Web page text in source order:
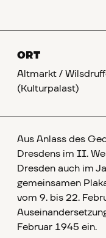
ORT
Altmarkt /
(Kulturpalast)
Aus Anlass des
Dresdens im II.
Dresden auch im
gemeinsamen
vom 9. bis 22.
Februar 1945 ein.